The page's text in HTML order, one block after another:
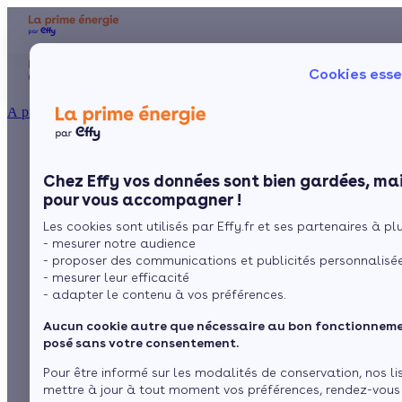
Cookies
Chez Effy vos données sont bien gardées,
pour vous accompagner !
Les cookies sont utilisés par Effy.fr et ses partenaires à
- mesurer notre audience
- proposer des communications et publicités
- mesurer leur efficacité
- adapter le contenu à vos préférences.
Aucun cookie autre que nécessaire au bon
posé sans votre consentement.
Pour être informé sur les modalités de conservation, nos
mettre à jour à tout moment vos préférences, rendez-
À propos
Le concept
Comment l'obtenir ?
Chauffage
Poêle à
L’isolation du sol,
travaux éligible au
crédit d’impôt
transition énergétique
parL’équipe de rédaction